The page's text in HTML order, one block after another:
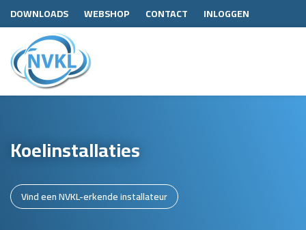
DOWNLOADS WEBSHOP CONTACT INLOGGEN
Koelinstallaties
Vind een NVKL-erkende installateur